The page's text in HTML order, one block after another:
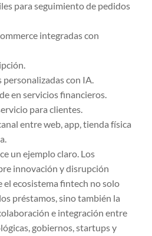
para seguimiento de pedidos
integradas con
personalizadas con IA.
en servicios financieros.
para clientes.
entre web, app, tienda física
un ejemplo claro. Los
innovación y disrupción
ecosistema fintech no solo
préstamos, sino también la
e integración entre
gobiernos, startups y